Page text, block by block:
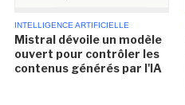
INTELLIGENCE ARTIFICIELLE
Mistral dévoile un modèle
ouvert pour contrôler les
contenus générés par l'IA